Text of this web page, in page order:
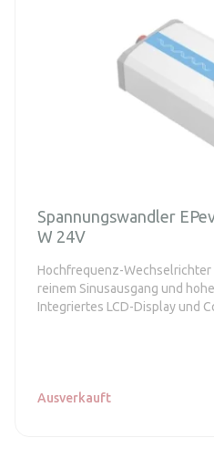
Spannungswandler
W 24V
Hochfrequenz-Wechselrichter
reinem Sinusausgang und
Integriertes LCD-Display und
Ausverkauft